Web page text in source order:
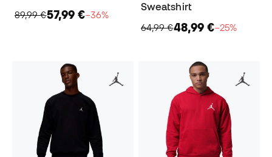
89,99 €57,99 €−36%
Sweatshirt
64,99 €48,99 €−25%